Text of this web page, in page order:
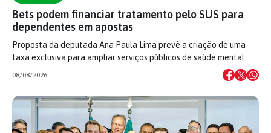
Bets podem financiar tratamento pelo SUS para
dependentes em apostas
Proposta da deputada Ana Paula Lima prevê a criação de uma
taxa exclusiva para ampliar serviços públicos de saúde mental
08/08/2026